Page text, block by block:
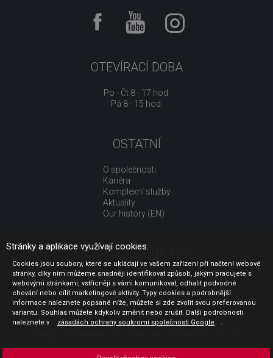
OTEVÍRACÍ DOBA
Po - Čt 8 - 17 hod.
Pá 8 - 15 hod.
OSTATNÍ
O společnosti
Kariéra
Komplexní služby
Aktuality
Our history (EN)
UŽITEČNÉ ODKAZY
Jak nakupovat
Obchodní podmínky
GDPR - ochrana osobních údajů
Profil zadavatele
Sdělení před uzavřením kupní smlouvy pro spotřebitele
Stránky a aplikace využívají cookies.
Cookies jsou soubory, které se ukládají ve vašem zařízení při načtení webové
stránky, díky nim můžeme snadněji identifikovat způsob, jakým pracujete s
webovými stránkami, vstřícněji s vámi komunikovat, odhalit podvodné
chování nebo cílit marketingové aktivity. Typy cookies a podrobnější
informace naleznete popsané níže, můžete si zde zvolit svou preferovanou
variantu. Souhlas můžete kdykoliv změnit nebo zrušit. Další podrobnosti
naleznete v
zásadách ochrany soukromí společnosti Google .